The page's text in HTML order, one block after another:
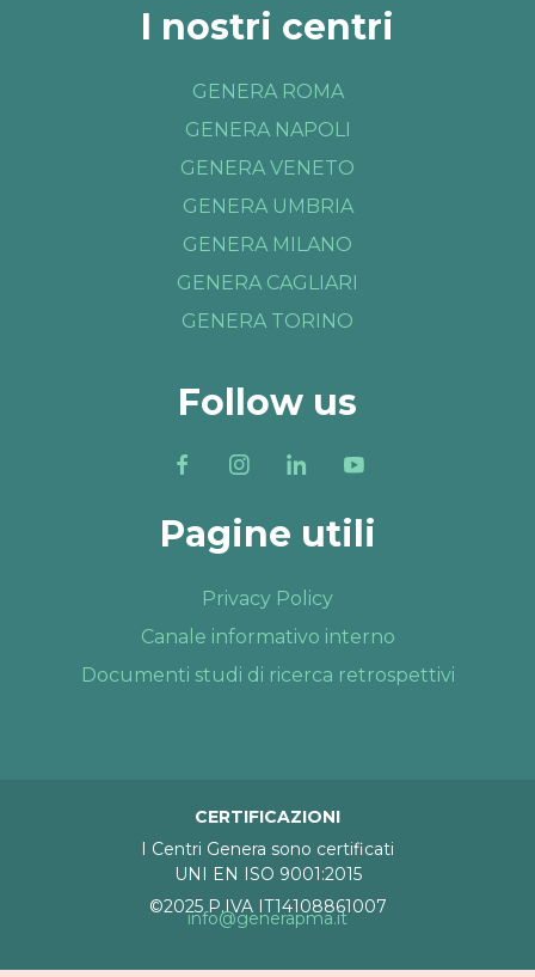
I nostri centri
GENERA ROMA
GENERA NAPOLI
GENERA VENETO
GENERA UMBRIA
GENERA MILANO
GENERA CAGLIARI
GENERA TORINO
Follow us
Pagine utili
Privacy Policy
Canale informativo interno
Documenti studi di ricerca retrospettivi
CERTIFICAZIONI
I Centri Genera sono certificati
UNI EN ISO 9001:2015
©2025 P.IVA IT14108861007
info@generapma.it